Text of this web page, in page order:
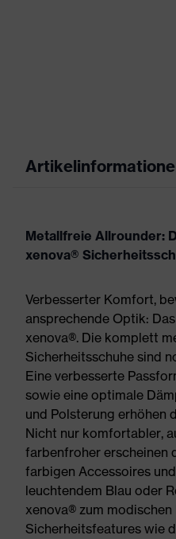
Metallfreie Allrounder:
xenova®
Verbesserter Komfort,
ansprechende Optik:
xenova®. Die komplett
Sicherheitsschuhe sind
Eine verbesserte
sowie eine optimale
und Polsterung erhöhen
Nicht nur komfortabler,
farbenfroher erscheinen
farbigen Accessoires
leuchtendem Blau oder
xenova® zum
Sicherheitsfeatures wie